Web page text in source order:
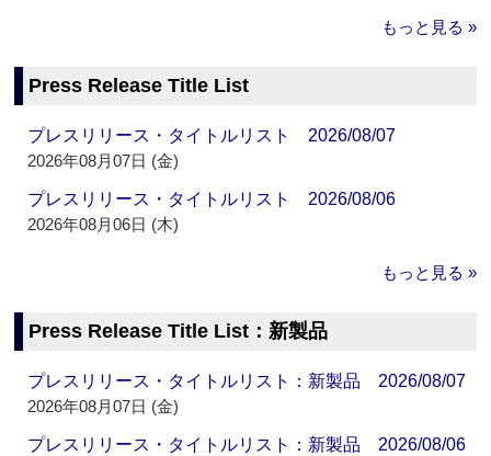
もっと見る »
Press Release Title List
プレスリリース・タイトルリスト 2026/08/07
2026年08月07日 (金)
プレスリリース・タイトルリスト 2026/08/06
2026年08月06日 (木)
もっと見る »
Press Release Title List：新製品
プレスリリース・タイトルリスト：新製品 2026/08/07
2026年08月07日 (金)
プレスリリース・タイトルリスト：新製品 2026/08/06